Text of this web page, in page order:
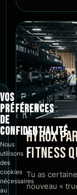
HYROX
FITNESS
Tu as
nouveau «
VOS
PRÉFÉRENCES
DE
CONFIDENTIALITÉ
Nous
utilisons
des
cookies
nécessaires
au